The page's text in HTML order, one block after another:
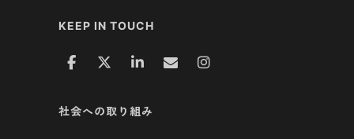
KEEP IN TOUCH
社会への取り組み